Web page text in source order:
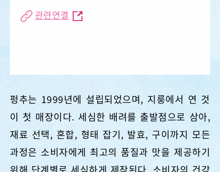
관련연결
펑추는 1999년에 설립되었으며, 지룽에서 연 것
이 첫 매장이다. 세심한 배려를 출발점으로 삼아,
재료 선택, 혼합, 형태 잡기, 발효, 구이까지 모든
과정은 소비자에게 최고의 품질과 맛을 제공하기